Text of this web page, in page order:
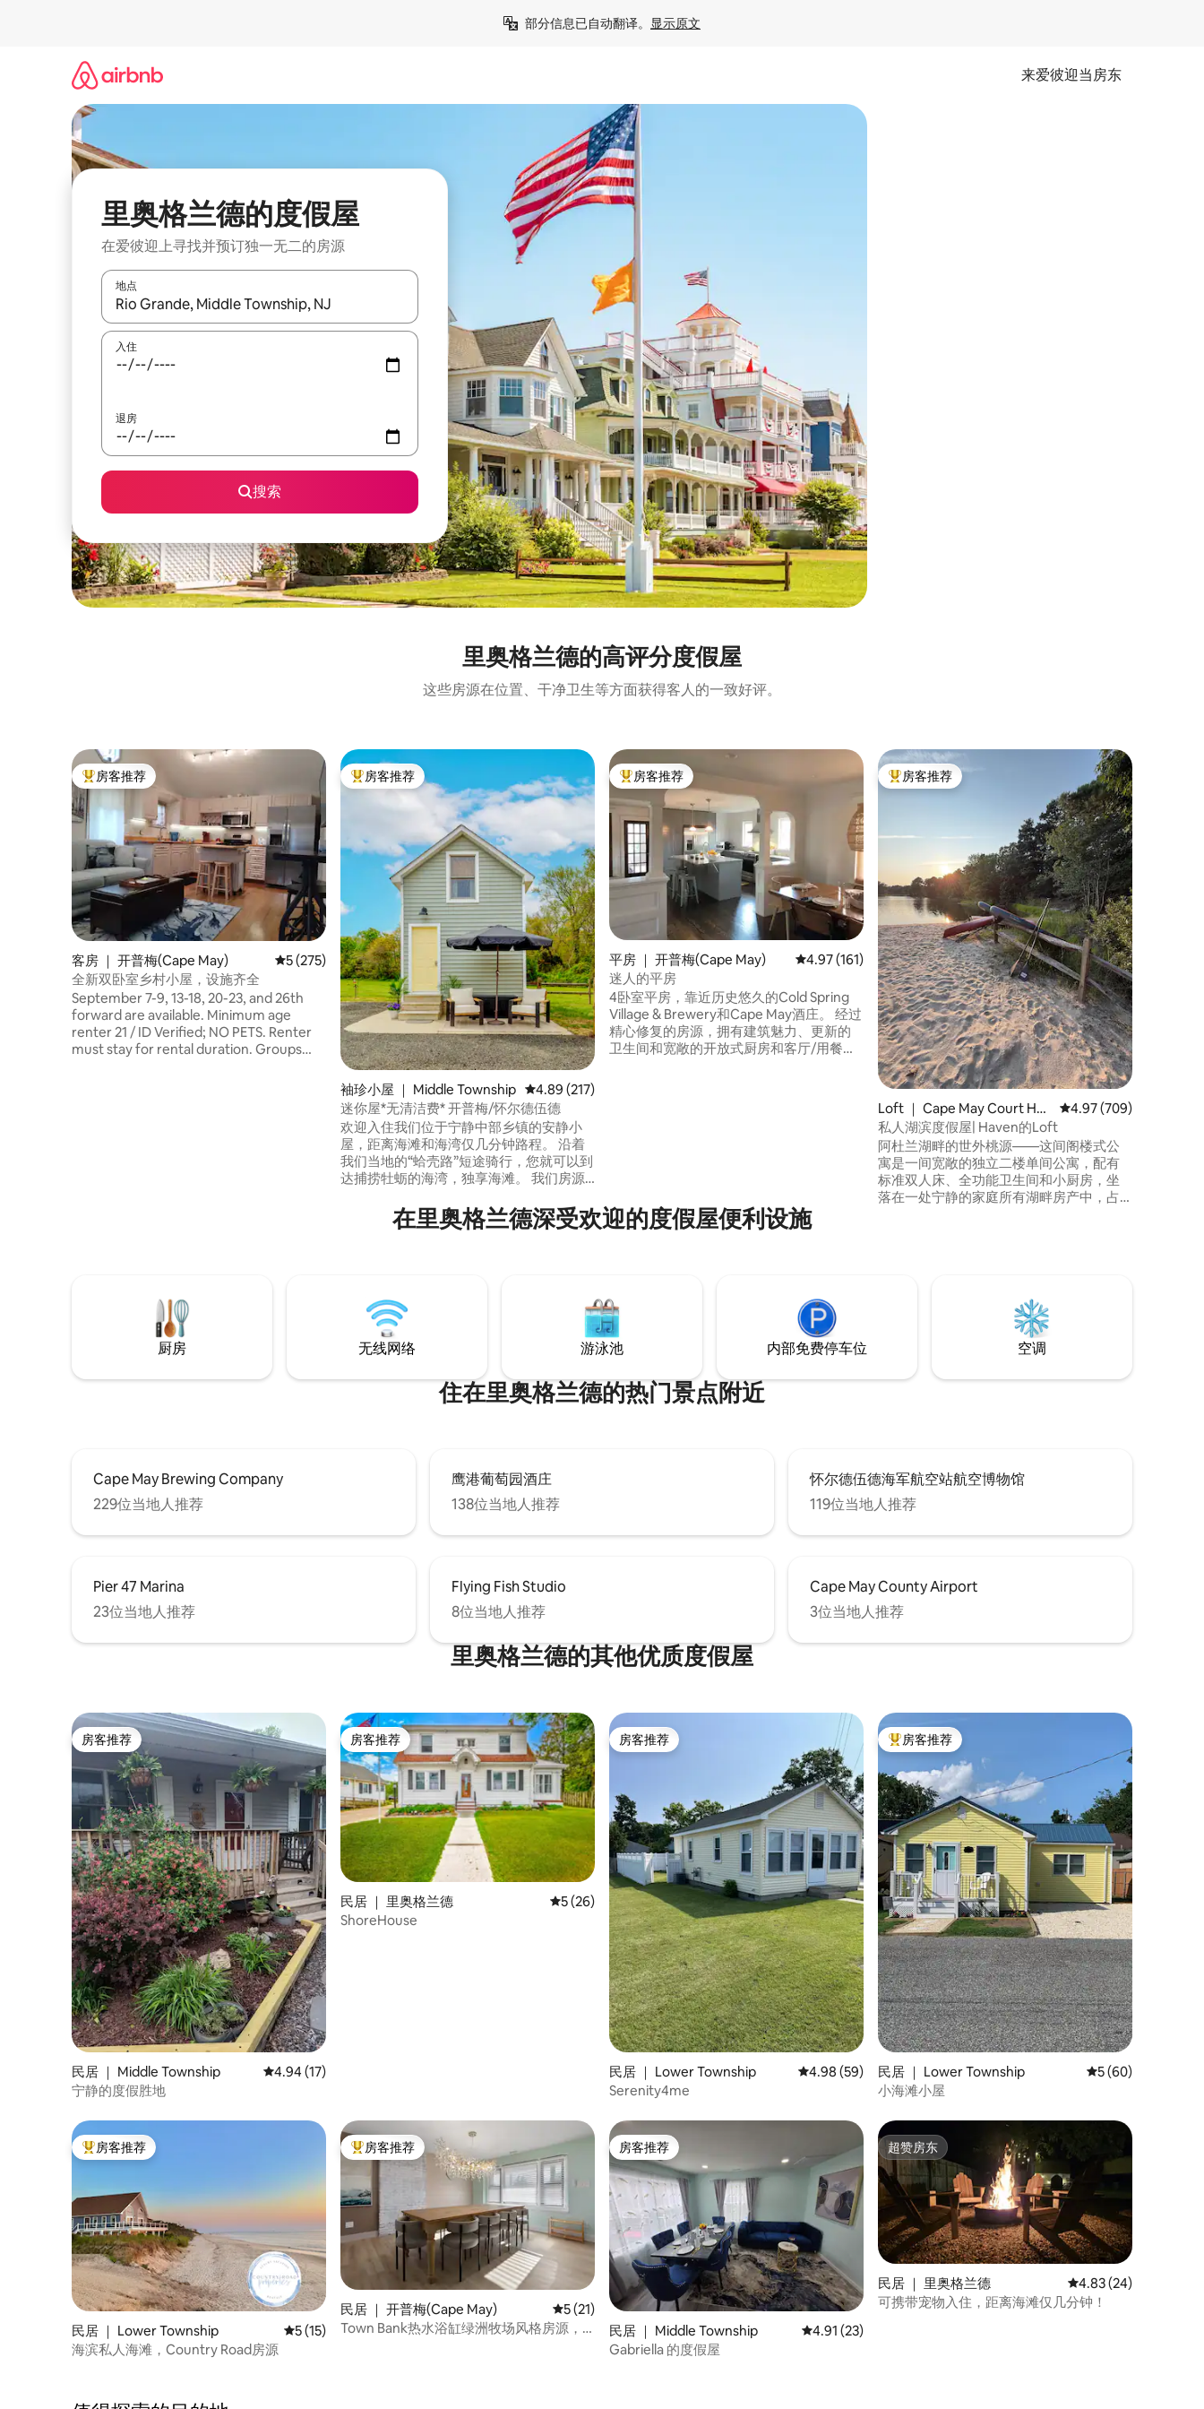
部分信息已自动翻译。 显示原文
来爱彼迎当房东
里奥格兰德的度假屋
在爱彼迎上寻找并预订独一无二的房源
地点
如有搜索结果，请使用上下方向键查看，或通过点击或滑动手势浏览。
入住
退房
搜索
里奥格兰德的高评分度假屋
这些房源在位置、干净卫生等方面获得客人的一致好评。
热门「房客推荐」
房客推荐
客房 ｜ 开普梅(Cape May) 平均评分 5 分（满分 5 分），共 275 条评价
5 (275)
全新双卧室乡村小屋，设施齐全
September 7-9, 13-18, 20-23, and 26th
forward are available. Minimum age
renter 21 / ID Verified; NO PETS. Renter
must stay for rental duration. Groups
热门「房客推荐」
房客推荐
袖珍小屋 ｜ Middle Township 平均评分 4.89 分（满分 5 分），共 217 条评价
4.89 (217)
迷你屋*无清洁费* 开普梅/怀尔德伍德
欢迎入住我们位于宁静中部乡镇的安静小
屋，距离海滩和海湾仅几分钟路程。 沿着
我们当地的“蛤壳路”短途骑行，您就可以到
达捕捞牡蛎的海湾，独享海滩。 我们房源
葡萄园。 我们位于所有海滨小镇——凯普
梅（Cape May）、怀尔德伍兹
的所有便利设施，使其成为完美的住宿地
点。 年满 18 周岁方可预订
热门「房客推荐」
房客推荐
平房 ｜ 开普梅(Cape May) 平均评分 4.97 分（满分 5 分），共 161 条评价
4.97 (161)
迷人的平房
4卧室平房，靠近历史悠久的Cold Spring
Village & Brewery和Cape May酒庄。 经过
精心修复的房源，拥有建筑魅力、更新的
卫生间和宽敞的开放式厨房和客厅/用餐
热门「房客推荐」
房客推荐
Loft ｜ Cape May Court Hou
se
平均评分 4.97 分（满
4.97 (709)
私人湖滨度假屋| Haven的Loft
阿杜兰湖畔的世外桃源——这间阁楼式公
寓是一间宽敞的独立二楼单间公寓，配有
标准双人床、全功能卫生间和小厨房，坐
落在一处宁静的家庭所有湖畔房产中，占
级自行车道和一片清澈的湖泊，并提供免
在里奥格兰德深受欢迎的度假屋便利设施
厨房 无线网络 游泳池 内部免费停车位 空调
住在里奥格兰德的热门景点附近
Cape May Brewing Company
229位当地人推荐
鹰港葡萄园酒庄
138位当地人推荐
怀尔德伍德海军航空站航空博物馆
119位当地人推荐
Pier 47 Marina
23位当地人推荐
Flying Fish Studio
8位当地人推荐
Cape May County Airport
3位当地人推荐
里奥格兰德的其他优质度假屋
房客推荐
房客推荐
民居 ｜ Middle Township 平均评分 4.94 分（满分 5 分），共 17 条评价
4.94 (17)
宁静的度假胜地
房客推荐
房客推荐
民居 ｜ 里奥格兰德 平均评分 5 分（满分 5 分），共 26 条评价
5 (26)
ShoreHouse
房客推荐
房客推荐
民居 ｜ Lower Township 平均评分 4.98 分（满分 5 分），共 59 条评价
4.98 (59)
Serenity4me
热门「房客推荐」
房客推荐
民居 ｜ Lower Township 平均评分 5 分（满
5 (60)
小海滩小屋
热门「房客推荐」
房客推荐
民居 ｜ Lower Township 平均评分 5 分（满分 5 分），共 15 条评价
5 (15)
海滨私人海滩，Country Road房源
热门「房客推荐」
房客推荐
民居 ｜ 开普梅(Cape May) 平均评分 5 分（满分 5 分），共 21 条评价
5 (21)
Town Bank热水浴缸绿洲牧场风格房源，
房客推荐
房客推荐
民居 ｜ Middle Township 平均评分 4.91 分（满分 5 分），共 23 条评价
4.91 (23)
Gabriella 的度假屋
超赞房东
超赞房东
民居 ｜ 里奥格兰德 平均评分 4.83 分（满
4.83 (24)
可携带宠物入住，距离海滩仅几分钟！